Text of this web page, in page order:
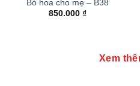
Bó hoa cho mẹ – B38
850.000 ₫
Xem